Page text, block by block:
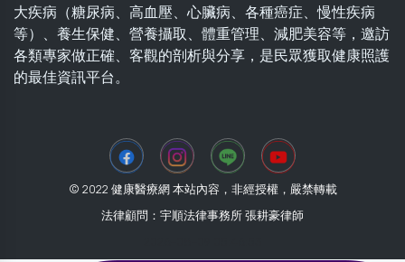
大疾病（糖尿病、高血壓、心臟病、各種癌症、慢性疾病
等）、養生保健、營養攝取、體重管理、減肥美容等，邀訪
各類專家做正確、客觀的剖析與分享，是民眾獲取健康照護
的最佳資訊平台。
© 2022 健康醫療網 本站內容，非經授權，嚴禁轉載
法律顧問：宇順法律事務所 張耕豪律師